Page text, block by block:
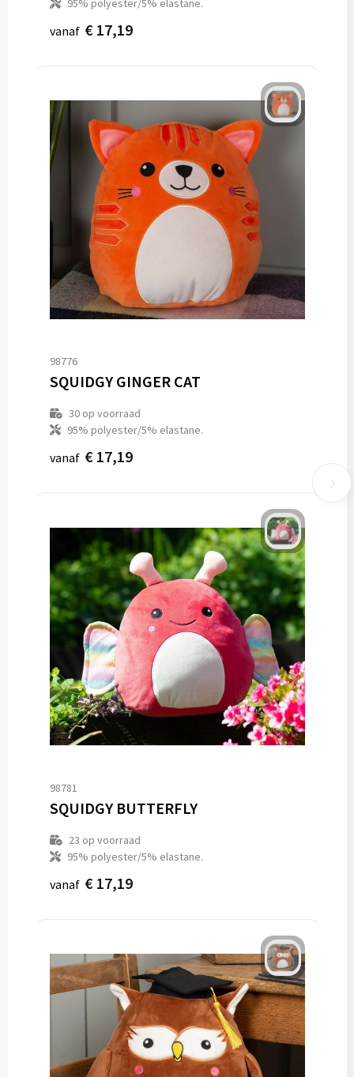
95% polyester/5% elastane.
vanaf € 17,19
98776
SQUIDGY GINGER CAT
30op voorraad
95% polyester/5% elastane.
vanaf € 17,19
98781
SQUIDGY BUTTERFLY
23 op voorraad
95% polyester/5% elastane.
vanaf € 17,19